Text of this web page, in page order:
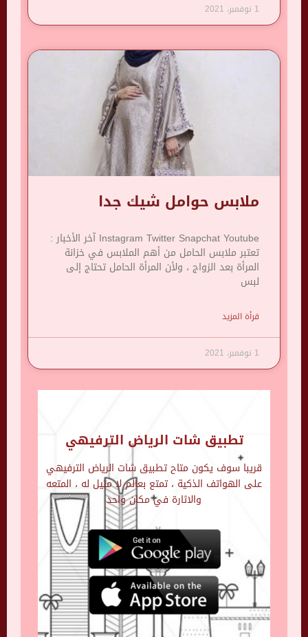
1 نوفمبر، 2021
ملابس حوامل شيك جدا
Instagram Twitter Snapchat Youtube آخر الأخبار :
تعتبر ملابس الحامل من أهم الملابس في خزانة
المرأة بعد الزواج ، ولأن المرأة الحامل تحتاج إلى
لبس
قرأة المزيد
1 نوفمبر، 2021
تطبيق شات الرياض الترفيهي
قريبا سوف يكون متاح تطبيق شات الرياض الترفيهي
على الهواتف الذكية ، تمتع بعالم لا مثيل له ، المتعه
والاثارة في مكان واحد